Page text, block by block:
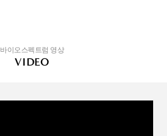
바이오스펙트럼 영상
VIDEO